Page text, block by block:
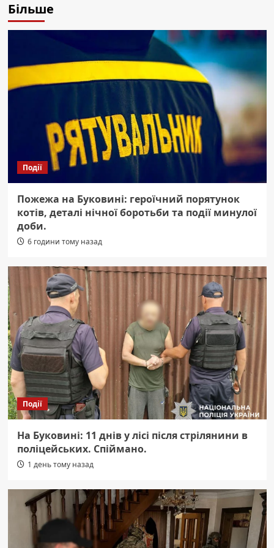
Більше
Події
Пожежа на Буковині: героїчний порятунок
котів, деталі нічної боротьби та події минулої
доби.
6 години тому назад
Події
На Буковині: 11 днів у лісі після стрілянини в
поліцейських. Спіймано.
1 день тому назад